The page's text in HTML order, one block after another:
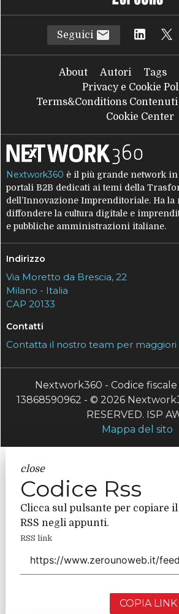
Seguici
About Autori Tags
Privacy e Cookie
Terms&Conditions
Cookie Center
Nextwork360 è il più grande network in
portali B2B dedicati ai temi della
dell’Innovazione Imprenditoriale. Ha
diffondere la cultura digitale e
e pubbliche amministrazioni italiane.
Indirizzo
Via Moretto da Brescia, 22
Milano - Italia
CAP 20133
Contatti
Contatta il nostro team per maggiori
Nextwork360 - Codice
13868590962 - © 2026
RESERVED. ISP
Mappa del sito
close
Codice Rss
Clicca sul pulsante per copiare
RSS negli appunti.
RSS link
COPIA LINK